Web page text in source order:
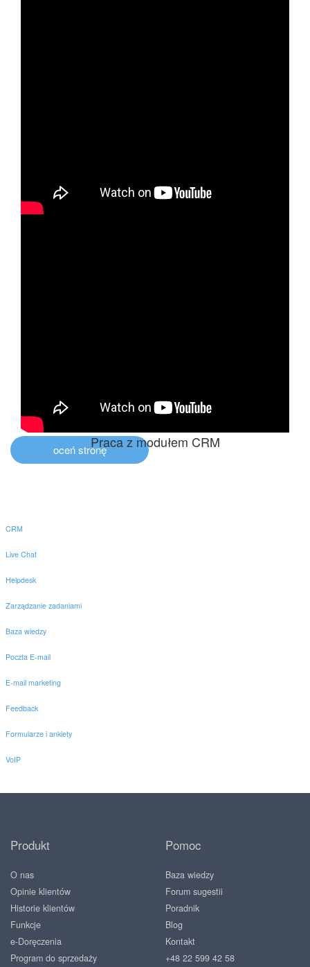
Praca z modułem CRM
oceń stronę
CRM
Live Chat
Helpdesk
Zarządzanie zadaniami
Baza wiedzy
Poczta E-mail
E-mail marketing
Feedback
Formularze i ankiety
VoIP
Produkt
O nas
Opinie klientów
Historie klientów
Funkcje
e-Doręczenia
Program do sprzedaży
Pomoc
Baza wiedzy
Forum sugestii
Poradnik
Blog
Kontakt
+48 22 599 42 58